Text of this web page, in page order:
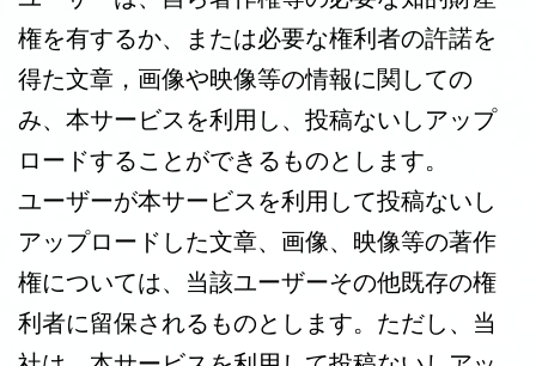
権を有するか、または必要な権利者の許諾を
得た文章，画像や映像等の情報に関しての
み、本サービスを利用し、投稿ないしアップ
ロードすることができるものとします。
ユーザーが本サービスを利用して投稿ないし
アップロードした文章、画像、映像等の著作
権については、当該ユーザーその他既存の権
利者に留保されるものとします。ただし、当